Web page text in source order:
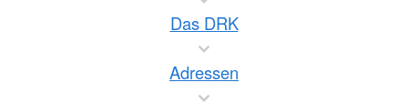
Das DRK
Adressen